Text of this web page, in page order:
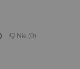
Nie 0